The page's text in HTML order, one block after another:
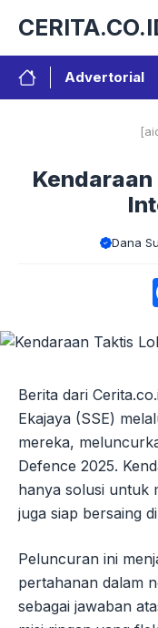
isi
Advertorial
Kendaraan
Dana
Berita dari
Ekajaya (SSE)
mereka,
Defence 2025.
hanya solusi untuk
juga siap bersaing
Peluncuran ini
pertahanan dalam
sebagai jawaban